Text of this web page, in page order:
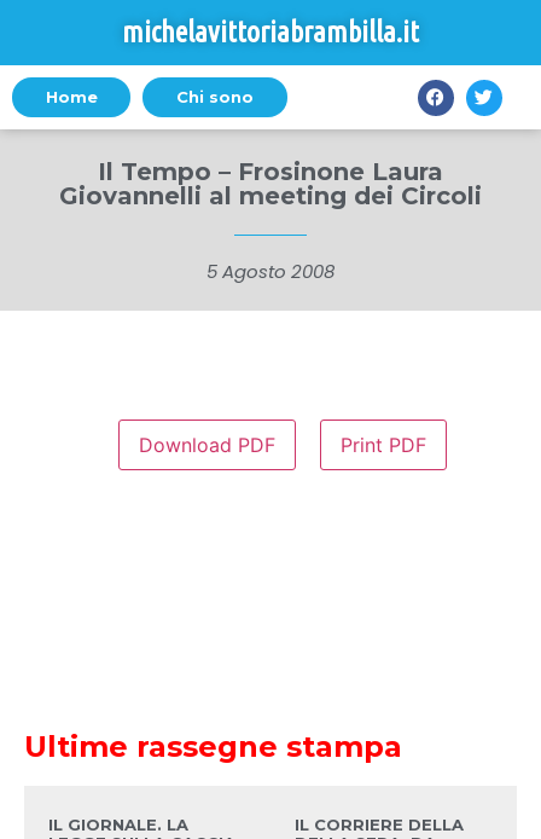
michelavittoriabrambilla.it
Home Chi sono
Il Tempo – Frosinone Laura
Giovannelli al meeting dei Circoli
5 Agosto 2008
Download PDF Print PDF
Ultime rassegne stampa
IL GIORNALE. LA
IL CORRIERE DELLA